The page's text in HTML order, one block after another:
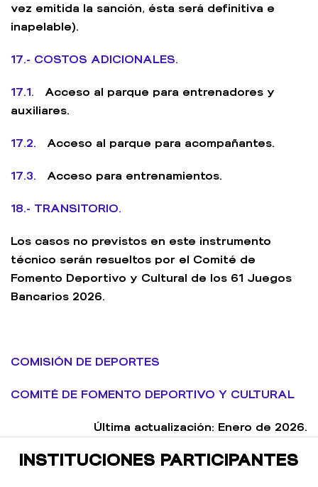
vez emitida la sanción, ésta será definitiva e
inapelable).
17.- COSTOS ADICIONALES.
17.1. Acceso al parque para entrenadores y
auxiliares.
17.2. Acceso al parque para acompañantes.
17.3. Acceso para entrenamientos.
18.- TRANSITORIO.
Los casos no previstos en este instrumento
técnico serán resueltos por el Comité de
Fomento Deportivo y Cultural de los 61 Juegos
Bancarios 2026.
COMISIÓN DE DEPORTES
COMITÉ DE FOMENTO DEPORTIVO Y CULTURAL
Última actualización: Enero de 2026.
INSTITUCIONES PARTICIPANTES